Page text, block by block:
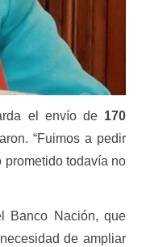
el envío de 170
“Fuimos a pedir
prometido todavía no
Banco Nación, que
de ampliar